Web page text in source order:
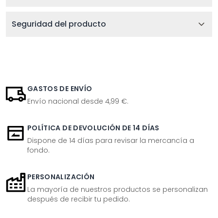
Seguridad del producto
GASTOS DE ENVÍO
Envío nacional desde 4,99 €.
POLÍTICA DE DEVOLUCIÓN DE 14 DÍAS
Dispone de 14 días para revisar la mercancía a
fondo.
PERSONALIZACIÓN
La mayoría de nuestros productos se personalizan
después de recibir tu pedido.